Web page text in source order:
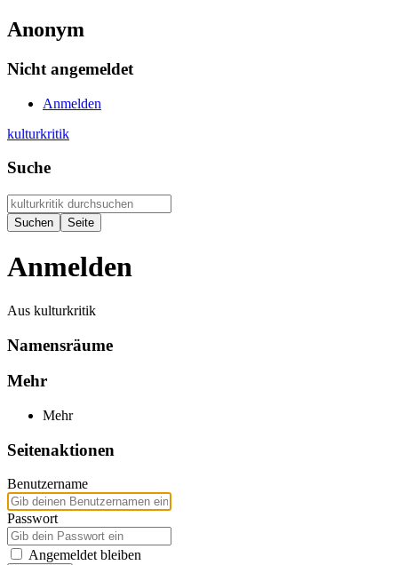
Anonym
Nicht angemeldet
Anmelden
kulturkritik
Suche
Anmelden
Aus kulturkritik
Namensräume
Mehr
Mehr
Seitenaktionen
Benutzername
Passwort
Angemeldet bleiben